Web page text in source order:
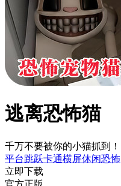
逃离恐怖猫
千万不要被你的小猫抓到！
平台跳跃卡通横屏休闲恐怖
立即下载
官方正版